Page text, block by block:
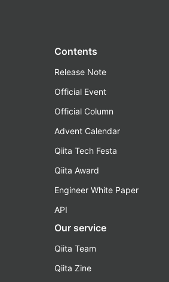
Contents
Release Note
Official Event
Official Column
Advent Calendar
Qiita Tech Festa
Qiita Award
Engineer White Paper
API
Our service
Qiita Team
Qiita Zine